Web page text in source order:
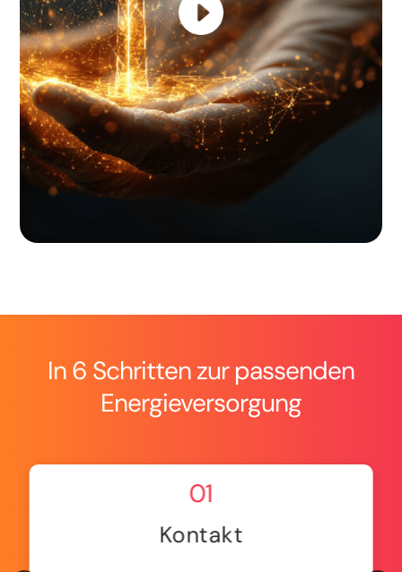
In 6 Schritten zur passenden
Energieversorgung
01
Kontakt